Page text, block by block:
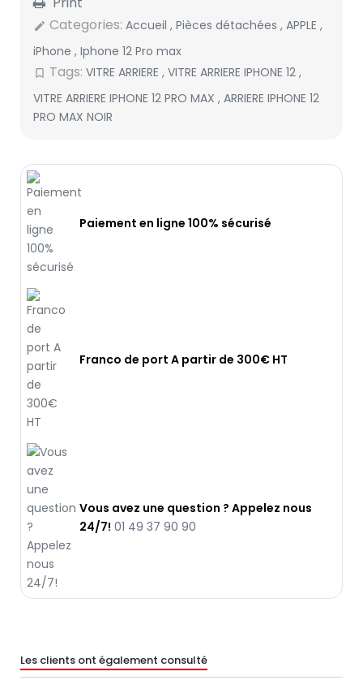
edit Categories: Accueil , Pièces détachées , APPLE ,
iPhone , Iphone 12 Pro max
bookmark_border Tags: VITRE ARRIERE , VITRE ARRIERE IPHONE 12 ,
VITRE ARRIERE IPHONE 12 PRO MAX , ARRIERE IPHONE 12
PRO MAX NOIR
Paiement en ligne 100% sécurisé
Franco de port A partir de 300€ HT
Vous avez une question ? Appelez nous
24/7! 01 49 37 90 90
Les clients ont également consulté